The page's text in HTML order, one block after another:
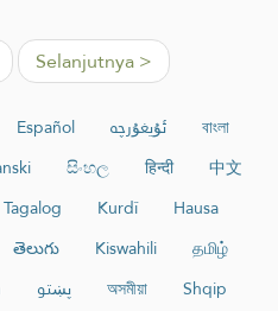
Selanjutnya >
Español ئۇيغۇرچە
বাংলা
සිංහල हिन्दी
中文
Tagalog Kurdî
Hausa
తెలుగు Kiswahili
தமிழ்
پښتو অসমীয়া
Shqip